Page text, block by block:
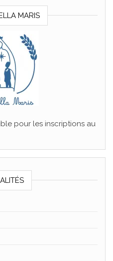
MARIS
pour les inscriptions au